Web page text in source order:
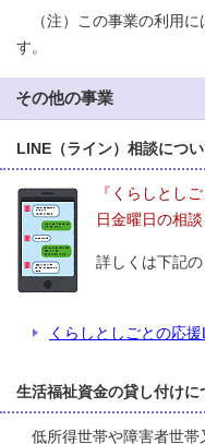
（注）この事業の利用に
す。
その他の事業
LINE（ライン）相談につ
『くらしとし
日金曜日の相
詳しくは下記の
くらしとしごとの応
生活福祉資金の貸し付けに
低所得世帯や障害者世帯